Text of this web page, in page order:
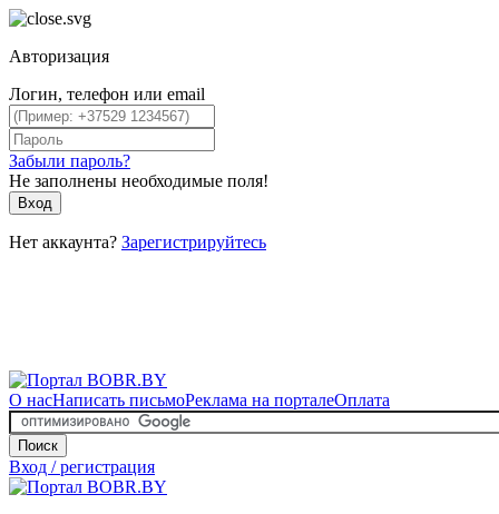
Авторизация
Логин, телефон или email
Забыли пароль?
Не заполнены необходимые поля!
Вход
Нет аккаунта? Зарегистрируйтесь
О насНаписать письмоРеклама на порталеОплата
Поиск
Вход / регистрация